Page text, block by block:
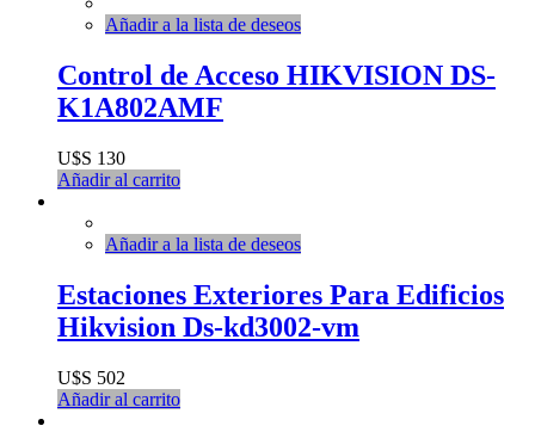
Añadir a la lista de deseos
Control de Acceso HIKVISION DS-
K1A802AMF
U$S 130
Añadir al carrito
Añadir a la lista de deseos
Estaciones Exteriores Para Edificios
Hikvision Ds-kd3002-vm
U$S 502
Añadir al carrito